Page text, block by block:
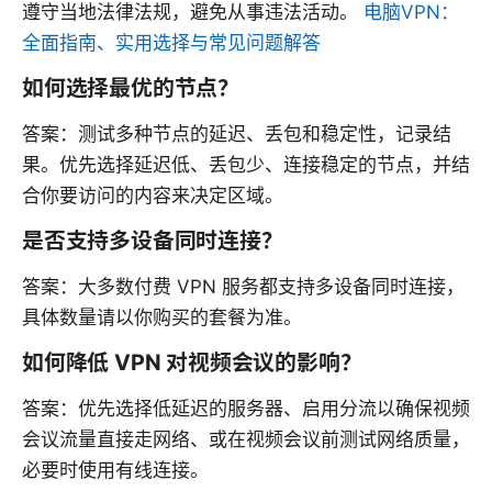
遵守当地法律法规，避免从事违法活动。 电脑VPN：
全面指南、实用选择与常见问题解答
如何选择最优的节点？
答案：测试多种节点的延迟、丢包和稳定性，记录结
果。优先选择延迟低、丢包少、连接稳定的节点，并结
合你要访问的内容来决定区域。
是否支持多设备同时连接？
答案：大多数付费 VPN 服务都支持多设备同时连接，
具体数量请以你购买的套餐为准。
如何降低 VPN 对视频会议的影响？
答案：优先选择低延迟的服务器、启用分流以确保视频
会议流量直接走网络、或在视频会议前测试网络质量，
必要时使用有线连接。